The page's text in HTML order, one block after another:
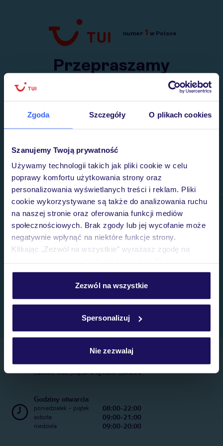
Zgoda Szczegóły O plikach cookies
Szanujemy Twoją prywatność
Używamy technologii takich jak pliki cookie w celu
poprawy komfortu użytkowania strony oraz
personalizowania wyświetlanych treści i reklam. Pliki
cookie wykorzystywane są także do analizowania ruchu
na naszej stronie oraz oferowania funkcji mediów
społecznościowych. Brak zgody lub jej wycofanie może
negatywnie wpłynąć na niektóre funkcje strony.
Klikając „Zezwól na wszystkie” wyrażasz zgodę na
personalizować swój wybór wchodząc w zakładkę
Szczegółowe informacje o plikach cookie znajdziesz
Zezwól na wszystkie
Spersonalizuj
Nie zezwalaj
Przejdź do TUI.pl
numer 1 w Polsce
Przepraszamy
Wysłaliśmy nasz serwis na krótkie wakacje.
Telefoniczne Centrum Rezerwacji
22 270 31 20
Całkowity koszt połączenia wg stawki operatora
Godziny otwarcia
poniedziałek - piątek 08:00-22:00
sobota 09:00-21:00
niedziela 09:00-20:00